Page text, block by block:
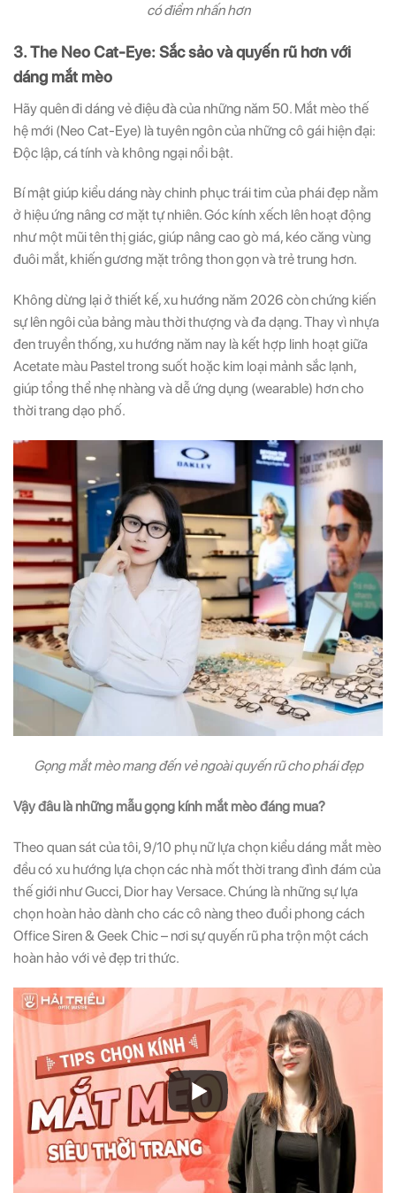
có điểm nhấn hơn
3. The Neo Cat-Eye: Sắc sảo và quyến rũ hơn với
dáng mắt mèo
Hãy quên đi dáng vẻ điệu đà của những năm 50. Mắt mèo thế
hệ mới (Neo Cat-Eye) là tuyên ngôn của những cô gái hiện đại:
Độc lập, cá tính và không ngại nổi bật.
Bí mật giúp kiểu dáng này chinh phục trái tim của phái đẹp nằm
ở hiệu ứng nâng cơ mặt tự nhiên. Góc kính xếch lên hoạt động
như một mũi tên thị giác, giúp nâng cao gò má, kéo căng vùng
đuôi mắt, khiến gương mặt trông thon gọn và trẻ trung hơn.
Không dừng lại ở thiết kế, xu hướng năm 2026 còn chứng kiến
sự lên ngôi của bảng màu thời thượng và đa dạng. Thay vì nhựa
đen truyền thống, xu hướng năm nay là kết hợp linh hoạt giữa
Acetate màu Pastel trong suốt hoặc kim loại mảnh sắc lạnh,
giúp tổng thể nhẹ nhàng và dễ ứng dụng (wearable) hơn cho
thời trang dạo phố.
Gọng mắt mèo mang đến vẻ ngoài quyến rũ cho phái đẹp
Vậy đâu là những mẫu gọng kính mắt mèo đáng mua?
Theo quan sát của tôi, 9/10 phụ nữ lựa chọn kiểu dáng mắt mèo
đều có xu hướng lựa chọn các nhà mốt thời trang đình đám của
thế giới như Gucci, Dior hay Versace. Chúng là những sự lựa
chọn hoàn hảo dành cho các cô nàng theo đuổi phong cách
Office Siren & Geek Chic – nơi sự quyến rũ pha trộn một cách
hoàn hảo với vẻ đẹp tri thức.